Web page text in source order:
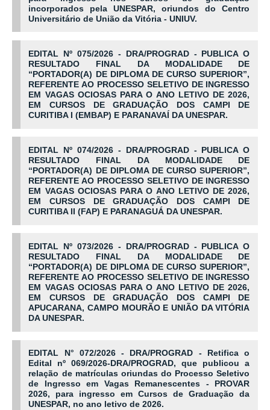
incorporados pela UNESPAR, oriundos do Centro
Universitário de União da Vitória - UNIUV.
EDITAL Nº 075/2026 - DRA/PROGRAD - PUBLICA O
RESULTADO FINAL DA MODALIDADE DE
“PORTADOR(A) DE DIPLOMA DE CURSO SUPERIOR”,
REFERENTE AO PROCESSO SELETIVO DE INGRESSO
EM VAGAS OCIOSAS PARA O ANO LETIVO DE 2026,
EM CURSOS DE GRADUAÇÃO DOS CAMPI DE
CURITIBA I (EMBAP) E PARANAVAÍ DA UNESPAR.
EDITAL Nº 074/2026 - DRA/PROGRAD - PUBLICA O
RESULTADO FINAL DA MODALIDADE DE
“PORTADOR(A) DE DIPLOMA DE CURSO SUPERIOR”,
REFERENTE AO PROCESSO SELETIVO DE INGRESSO
EM VAGAS OCIOSAS PARA O ANO LETIVO DE 2026,
EM CURSOS DE GRADUAÇÃO DOS CAMPI DE
CURITIBA II (FAP) E PARANAGUÁ DA UNESPAR.
EDITAL Nº 073/2026 - DRA/PROGRAD - PUBLICA O
RESULTADO FINAL DA MODALIDADE DE
“PORTADOR(A) DE DIPLOMA DE CURSO SUPERIOR”,
REFERENTE AO PROCESSO SELETIVO DE INGRESSO
EM VAGAS OCIOSAS PARA O ANO LETIVO DE 2026,
EM CURSOS DE GRADUAÇÃO DOS CAMPI DE
APUCARANA, CAMPO MOURÃO E UNIÃO DA VITÓRIA
DA UNESPAR.
EDITAL N° 072/2026 - DRA/PROGRAD - Retifica o
Edital nº 069/2026-DRA/PROGRAD, que publicou a
relação de matrículas oriundas do Processo Seletivo
de Ingresso em Vagas Remanescentes - PROVAR
2026, para ingresso em Cursos de Graduação da
UNESPAR, no ano letivo de 2026.